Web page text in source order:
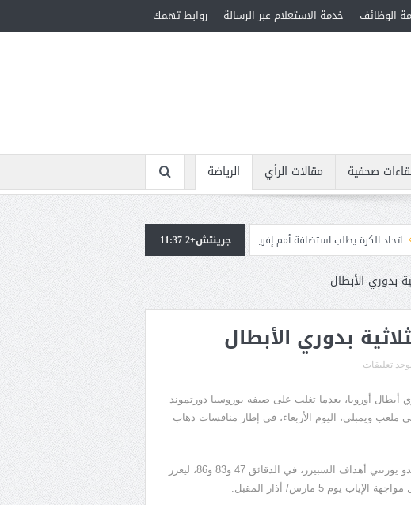
الوظائف خدمة الاستعلام عبر الرسالة روابط تهمك
صحفية مقالات الرأي
الرياضة
أمم إفريقيا تحت 23 عامًا المؤهلة لأولمبياد 2028
إسبانيا تعيد فرض الرقابة على
جرينتش+2 11:37
بدوري الأبطال
بدوري الأبطال
تعليقات
أبطال أوروبا، بعدما تغلب على ضيفه بوروسيا دورتموند
ملعب ويمبلي، اليوم الأربعاء، في إطار منافسات ذهاب
وسجل الثلاثي هيونج مين سون، ويان فيرتونخين، وفرناندو يورنتي أهداف السبيرز، في الدقائق 47 و83 و86، ليعزز